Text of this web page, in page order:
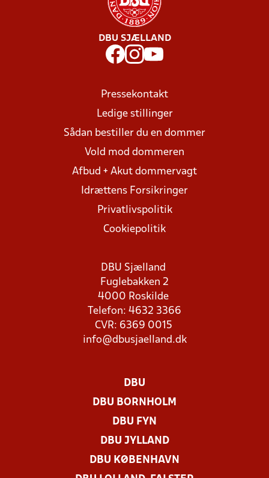
DBU SJÆLLAND
Pressekontakt
Ledige stillinger
Sådan bestiller du en dommer
Vold mod dommeren
Afbud + Akut dommervagt
Idrættens Forsikringer
Privatlivspolitik
Cookiepolitik
DBU Sjælland
Fuglebakken 2
4000 Roskilde
Telefon: 4632 3366
CVR: 6369 0015
info@dbusjaelland.dk
DBU
DBU BORNHOLM
DBU FYN
DBU JYLLAND
DBU KØBENHAVN